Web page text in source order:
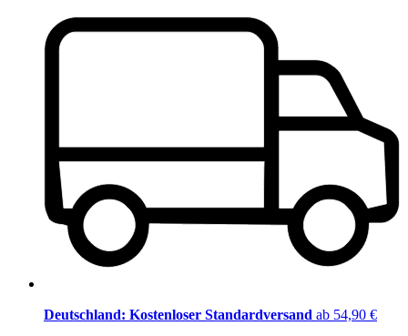
Deutschland: Kostenloser Standardversand ab 54,90 €